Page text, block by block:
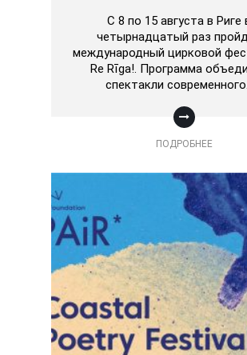
С 8 по 15 августа в Риге
четырнадцатый раз
международный цирковой
Re Rīga!. Программа
спектакли
ПОДРОБНЕЕ